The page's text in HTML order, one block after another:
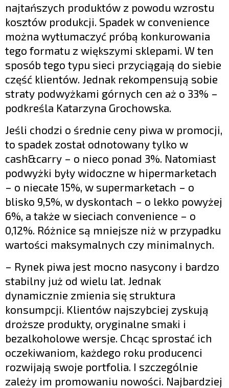
najtańszych produktów z powodu wzrostu
kosztów produkcji. Spadek w convenience
można wytłumaczyć próbą konkurowania
tego formatu z większymi sklepami. W ten
sposób tego typu sieci przyciągają do siebie
część klientów. Jednak rekompensują sobie
straty podwyżkami górnych cen aż o 33% –
podkreśla Katarzyna Grochowska.
Jeśli chodzi o średnie ceny piwa w promocji,
to spadek został odnotowany tylko w
cash&carry – o nieco ponad 3%. Natomiast
podwyżki były widoczne w hipermarketach
– o niecałe 15%, w supermarketach – o
blisko 9,5%, w dyskontach – o lekko powyżej
6%, a także w sieciach convenience – o
0,12%. Różnice są mniejsze niż w przypadku
wartości maksymalnych czy minimalnych.
– Rynek piwa jest mocno nasycony i bardzo
stabilny już od wielu lat. Jednak
dynamicznie zmienia się struktura
konsumpcji. Klientów najszybciej zyskują
droższe produkty, oryginalne smaki i
bezalkoholowe wersje. Chcąc sprostać ich
oczekiwaniom, każdego roku producenci
rozwijają swoje portfolia. I szczególnie
zależy im promowaniu nowości. Najbardziej